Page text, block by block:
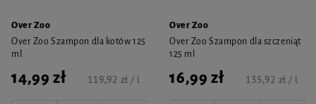
Over Zoo
Over Zoo Szampon dla kotów 125
ml
14,99 zł 119,92 zł / l
Over Zoo
Over Zoo Szampon dla szczeniąt
125 ml
16,99 zł 135,92 zł / l